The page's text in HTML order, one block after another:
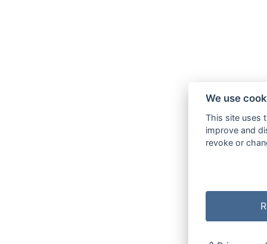
We use
This site uses
improve and
revoke or